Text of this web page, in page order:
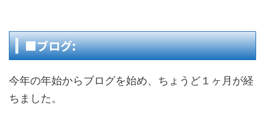
■ブログ:
今年の年始からブログを始め、ちょうど１ヶ月が経
ちました。